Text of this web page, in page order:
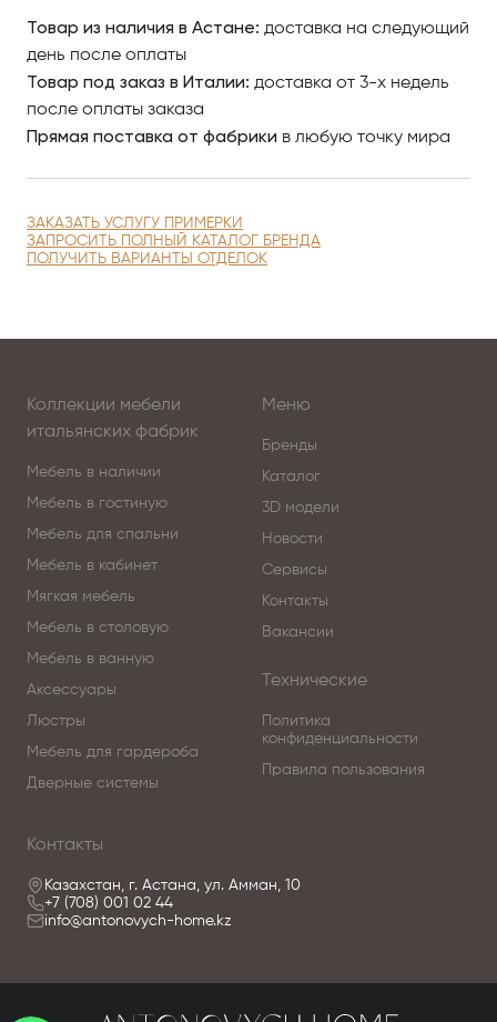
Товар из наличия в Астане: доставка на следующий
день после оплаты
Товар под заказ в Италии: доставка от 3-х недель
после оплаты заказа
Прямая поставка от фабрики в любую точку мира
ЗАКАЗАТЬ УСЛУГУ ПРИМЕРКИ
ЗАПРОСИТЬ ПОЛНЫЙ КАТАЛОГ БРЕНДА
ПОЛУЧИТЬ ВАРИАНТЫ ОТДЕЛОК
Коллекции мебели
итальянских фабрик
Мебель в наличии
Мебель в гостиную
Мебель для спальни
Мебель в кабинет
Мягкая мебель
Мебель в столовую
Мебель в ванную
Аксессуары
Люстры
Мебель для гардероба
Дверные системы
Меню
Бренды
Каталог
3D модели
Новости
Сервисы
Контакты
Вакансии
Технические
Политика
конфиденциальности
Правила пользования
Контакты
Казахстан, г. Астана, ул. Амман, 10
+7 (708) 001 02 44
info@antonovych-home.kz